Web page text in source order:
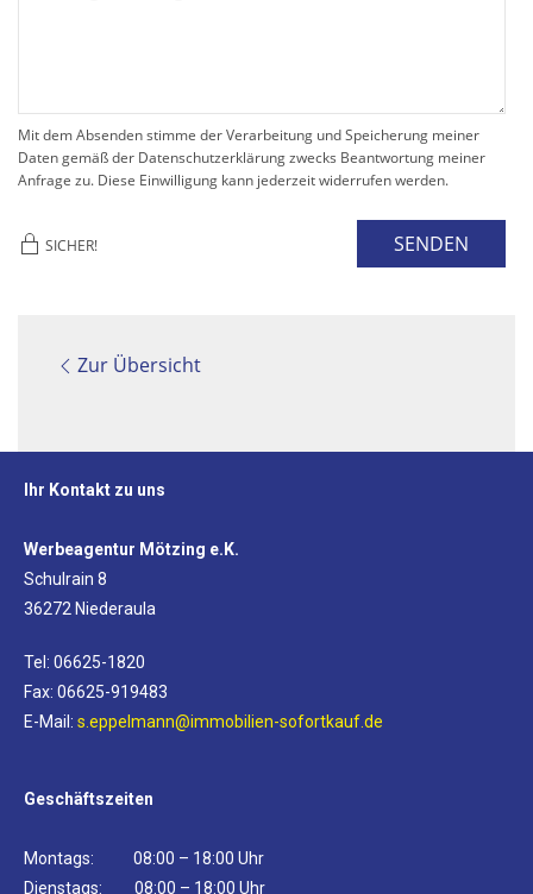
Mit dem Absenden stimme der Verarbeitung und Speicherung meiner
Daten gemäß der Datenschutzerklärung zwecks Beantwortung meiner
Anfrage zu. Diese Einwilligung kann jederzeit widerrufen werden.
SICHER! SENDEN
Zur Übersicht
Ihr Kontakt zu uns
Werbeagentur Mötzing e.K.
Schulrain 8
36272 Niederaula
Tel: 06625-1820
Fax: 06625-919483
E-Mail: s.eppelmann@immobilien-sofortkauf.de
Geschäftszeiten
Montags: 08:00 – 18:00 Uhr
Dienstags: 08:00 – 18:00 Uhr